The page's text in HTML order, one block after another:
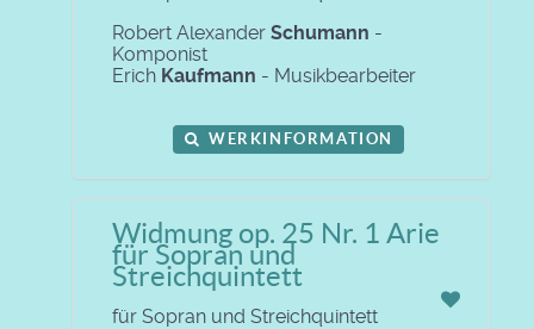
Robert Alexander Schumann -
Komponist
Erich Kaufmann - Musikbearbeiter
WERKINFORMATION
Widmung op. 25 Nr. 1 Arie
für Sopran und
Streichquintett
für Sopran und Streichquintett